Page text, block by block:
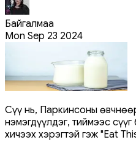
Байгалмаа
Mon Sep 23 2024
Сүү нь, Паркинсоны
нэмэгдүүлдэг, тиймээс
хичээх хэрэгтэй гэж "Eat